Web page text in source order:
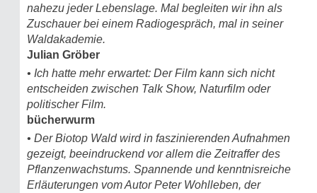
nahezu jeder Lebenslage. Mal begleiten wir ihn als
Zuschauer bei einem Radiogespräch, mal in seiner
Waldakademie.
Julian Gröber
• Ich hatte mehr erwartet: Der Film kann sich nicht
entscheiden zwischen Talk Show, Naturfilm oder
politischer Film.
bücherwurm
• Der Biotop Wald wird in faszinierenden Aufnahmen
gezeigt, beeindruckend vor allem die Zeitraffer des
Pflanzenwachstums. Spannende und kenntnisreiche
Erläuterungen vom Autor Peter Wohlleben, der